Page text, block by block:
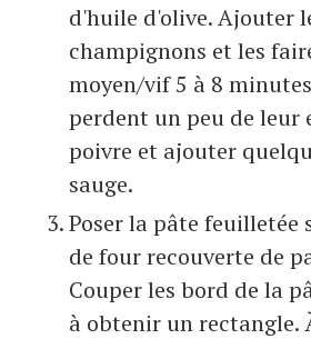
d'huile d'olive. Ajouter
champignons et les
moyen/vif 5 à 8
perdent un peu de leur
poivre et ajouter
sauge.
Poser la pâte feuilletée
de four recouverte de
Couper les bord de la
à obtenir un rectangle.